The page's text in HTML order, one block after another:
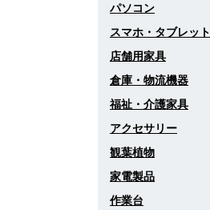
パソコン
スマホ・タブレット
店舗用家具
倉庫・物流機器
福祉・介護家具
アクセサリー
観葉植物
家電製品
作業台